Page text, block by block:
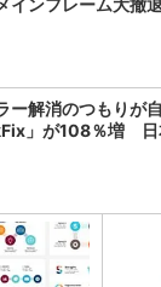
ー解消のつもりが
」が108％増 日